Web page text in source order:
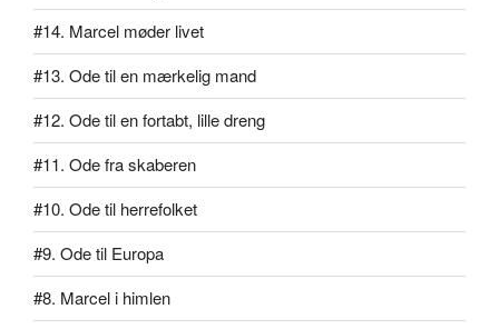
#14. Marcel møder livet
#13. Ode til en mærkelig mand
#12. Ode til en fortabt, lille dreng
#11. Ode fra skaberen
#10. Ode til herrefolket
#9. Ode til Europa
#8. Marcel i himlen